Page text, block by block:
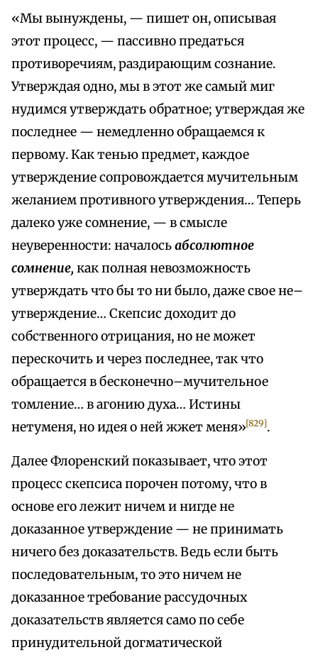
«Мы вынуждены, — пишет он, описывая
этот процесс, — пассивно предаться
противоречиям, раздирающим сознание.
Утверждая одно, мы в этот же самый миг
нудимся утверждать обратное; утверждая же
последнее — немедленно обращаемся к
первому. Как тенью предмет, каждое
утверждение сопровождается мучительным
желанием противного утверждения… Теперь
далеко уже сомнение, — в смысле
неуверенности: началосьабсолютное
сомнение, как полная невозможность
утверждать что бы то ни было, даже свое не–
утверждение… Скепсис доходит до
собственного отрицания, но не может
перескочить и через последнее, так что
обращается в бесконечно–мучительное
томление… в агонию духа… Истины
нетуменя, но идея о ней жжет меня»[829].
Далее Флоренский показывает, что этот
процесс скепсиса порочен потому, что в
основе его лежит ничем и нигде не
доказанное утверждение — не принимать
ничего без доказательств. Ведь если быть
последовательным, то это ничем не
доказанное требование рассудочных
доказательств является само по себе
принудительной догматической